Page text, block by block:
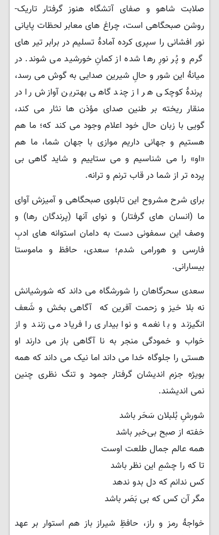
صلابت شاهو و صفای آتشگاه هنوز گرفتار تاریک-
روشن صبحگاهی است، چراغ های معابر لحظات پایانی
نور افشانی را سپری کرده آمادهٔ تسلیم در برابر تیر های
گرم و پُر نورِ رها شده از کمانِ خورشید می شوند. در
میانهٔ این شور و حالِ شیرین صدایی به گوش می رسد،
پرندهٔ کوچکی هر از چند گاهی بهترین آوازش را در
منقار ریخته بر طنین صدای مؤذن ها نثار می کند،
گویی با زبان حال خود اعلام وجود می کند که؛ ما هم
هستیم و جهانی داریم موازی با جهان شما، ما هم
«او» را می شناسیم و می ستاییم و شاید گاهی بی
پرده تر از شما در قاب ترنم و ترانه.
برای شرح مشروح این تابلوی صبحگاهی و آمیزش آوای
ما (انسان های گرفتار) و نوای آنها (پرندگان رها) و
وصف این سمفونی دست به دامان استوانه های ادبِ
فارسی و هورامی شدم؛ سعدی، حافظ و ماموستا
بیسارانی.
سعدی سحرگاهان را شورشگاه می داند که شورشیانش
نه بلا خیز و زحمت آفرین که آگاهی بخش و شَعف
انگیزند و با نغمه و نوا بیداری را فریاد می زنند و از
خواب و خمودگی منجر به نا آگاهی باز می دارند او
هستی را جلوگاه خدا می داند اما نیک می داند که همه
بویژه جزم اندیشان گرفتار جمود و تنگ نظری چنین
نمی اندیشند.
شورشِ بُلبلان سَحَر باشد
خفته از صبح بی‌خبر باشد
همه عالم جمال طلعت اوست
تا که را چشمِ این نظر باشد
کس ندانم که دل بدو ندهد
مگر آن کس که بی بَصَر باشد
خواجهٔ رمز و راز، حافظِ شیراز باز هم استوار بر عهد